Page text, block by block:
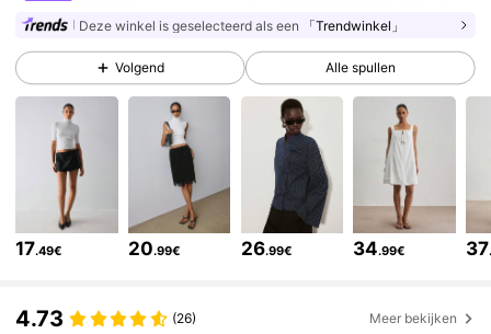
4.73 100K Volgers
100K Volgers
100K Volgers
Deze winkel is geselecteerd als een 「Trendwinkel」
Volgend Alle spullen
17.49€ 20.99€ 26.99€ 34.99€ 37
4.73 (26) Meer bekijken